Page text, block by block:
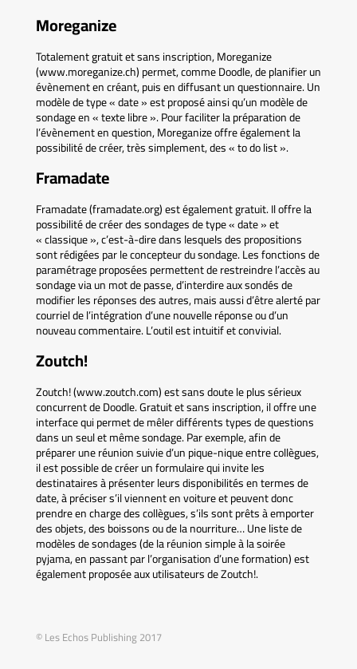
Moreganize
Totalement gratuit et sans inscription, Moreganize
(www.moreganize.ch) permet, comme Doodle, de planifier un
évènement en créant, puis en diffusant un questionnaire. Un
modèle de type « date » est proposé ainsi qu’un modèle de
sondage en « texte libre ». Pour faciliter la préparation de
l’évènement en question, Moreganize offre également la
possibilité de créer, très simplement, des « to do list ».
Framadate
Framadate (framadate.org) est également gratuit. Il offre la
possibilité de créer des sondages de type « date » et
« classique », c’est-à-dire dans lesquels des propositions
sont rédigées par le concepteur du sondage. Les fonctions de
paramétrage proposées permettent de restreindre l’accès au
sondage via un mot de passe, d’interdire aux sondés de
modifier les réponses des autres, mais aussi d’être alerté par
courriel de l’intégration d’une nouvelle réponse ou d’un
nouveau commentaire. L’outil est intuitif et convivial.
Zoutch!
Zoutch! (www.zoutch.com) est sans doute le plus sérieux
concurrent de Doodle. Gratuit et sans inscription, il offre une
interface qui permet de mêler différents types de questions
dans un seul et même sondage. Par exemple, afin de
préparer une réunion suivie d’un pique-nique entre collègues,
il est possible de créer un formulaire qui invite les
destinataires à présenter leurs disponibilités en termes de
date, à préciser s’il viennent en voiture et peuvent donc
prendre en charge des collègues, s’ils sont prêts à emporter
des objets, des boissons ou de la nourriture… Une liste de
modèles de sondages (de la réunion simple à la soirée
pyjama, en passant par l’organisation d’une formation) est
également proposée aux utilisateurs de Zoutch!.
© Les Echos Publishing 2017